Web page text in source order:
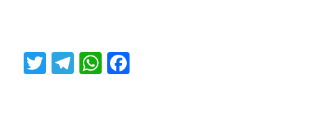
T
w
T
el
W
h